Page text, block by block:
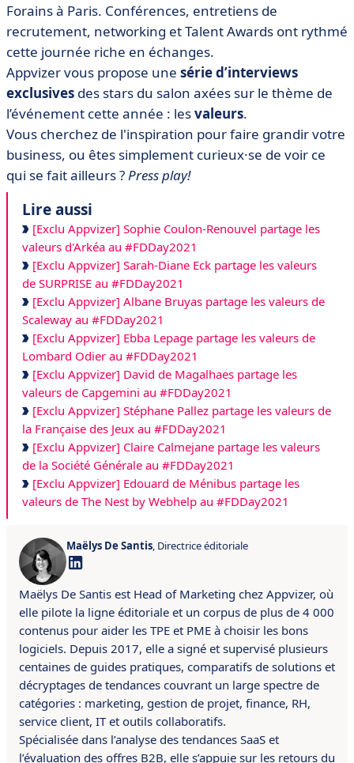
Forains à Paris. Conférences, entretiens de
recrutement, networking et Talent Awards ont rythmé
cette journée riche en échanges.
Appvizer vous propose une série d’interviews
exclusives des stars du salon axées sur le thème de
l’événement cette année : lesvaleurs.
Vous cherchez de l'inspiration pour faire grandir votre
business, ou êtes simplement curieux·se de voir ce
qui se fait ailleurs ?Press play!
Lire aussi
[Exclu Appvizer] Sophie Coulon-Renouvel partage les
valeurs d'Arkéa au #FDDay2021
[Exclu Appvizer] Sarah-Diane Eck partage les valeurs
de SURPRISE au #FDDay2021
[Exclu Appvizer] Albane Bruyas partage les valeurs de
Scaleway au #FDDay2021
[Exclu Appvizer] Ebba Lepage partage les valeurs de
Lombard Odier au #FDDay2021
[Exclu Appvizer] David de Magalhaes partage les
valeurs de Capgemini au #FDDay2021
[Exclu Appvizer] Stéphane Pallez partage les valeurs de
la Française des Jeux au #FDDay2021
[Exclu Appvizer] Claire Calmejane partage les valeurs
de la Société Générale au #FDDay2021
[Exclu Appvizer] Edouard de Ménibus partage les
valeurs de The Nest by Webhelp au #FDDay2021
Maëlys De Santis, Directrice éditoriale
Maëlys De Santis est Head of Marketing chez Appvizer, où
elle pilote la ligne éditoriale et un corpus de plus de 4 000
contenus pour aider les TPE et PME à choisir les bons
logiciels. Depuis 2017, elle a signé et supervisé plusieurs
centaines de guides pratiques, comparatifs de solutions et
décryptages de tendances couvrant un large spectre de
catégories : marketing, gestion de projet, finance, RH,
service client, IT et outils collaboratifs.
Spécialisée dans l’analyse des tendances SaaS et
l’évaluation des offres B2B, elle s’appuie sur les retours du